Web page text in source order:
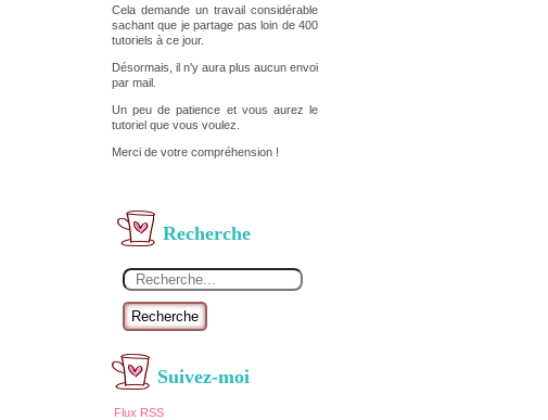
Cela demande un travail considérable
sachant que je partage pas loin de 400
tutoriels à ce jour.
Désormais, il n'y aura plus aucun envoi
par mail.
Un peu de patience et vous aurez le
tutoriel que vous voulez.
Merci de votre compréhension !
Recherche
Recherche
Suivez-moi
Flux RSS